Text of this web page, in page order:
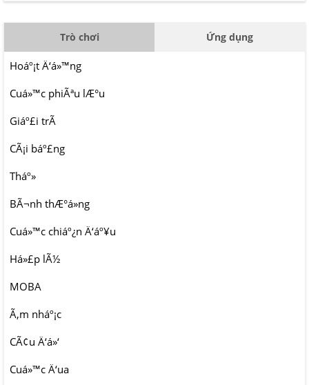
Trò chơi Ứng dụng
Hoáº¡t Ä‘á»™ng
Cuá»™c phiÃªu lÆ°u
Giáº£i trÃ­
CÃ¡i báº£ng
Tháº»
BÃ¬nh thÆ°á»ng
Cuá»™c chiáº¿n Ä‘áº¥u
Há»£p lÃ½
MOBA
Ã‚m nháº¡c
CÃ¢u Ä‘á»‘
Cuá»™c Ä‘ua